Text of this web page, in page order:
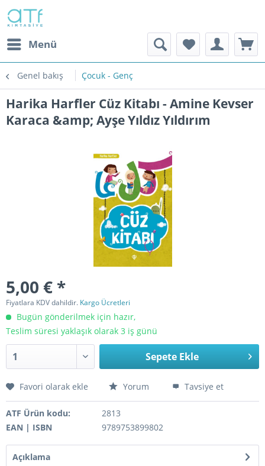
Menü
Genel bakış Çocuk - Genç
Harika Harfler Cüz Kitabı - Amine Kevser
Karaca &amp; Ayşe Yıldız Yıldırım
5,00 € *
Fiyatlara KDV dahildir. Kargo Ücretleri
Bugün gönderilmek için hazır,
Teslim süresi yaklaşık olarak 3 iş günü
Sepete Ekle
Favori olarak ekle Yorum Tavsiye et
ATF Ürün kodu:
2813
EAN | ISBN
9789753899802
Açıklama